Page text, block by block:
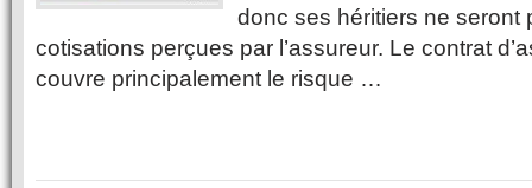
donc ses héritiers ne seront
cotisations perçues par l’assureur. Le contrat
couvre principalement le risque …